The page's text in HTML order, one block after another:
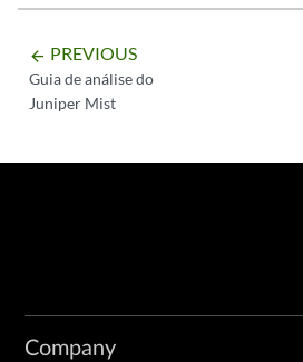
arrow_backward PREVIOUS
Guia de análise do
Juniper Mist
Company